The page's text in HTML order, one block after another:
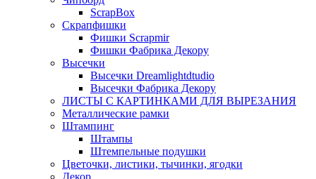
ScrapBox
Скрапфишки
Фишки Scrapmir
Фишки Фабрика Декору
Высечки
Высечки Dreamlightdtudio
Высечки Фабрика Декору
ЛИСТЫ С КАРТИНКАМИ ДЛЯ ВЫРЕЗАНИЯ
Металлические рамки
Штампинг
Штампы
Штемпельные подушки
Цветочки, листики, тычинки, ягодки
Декор